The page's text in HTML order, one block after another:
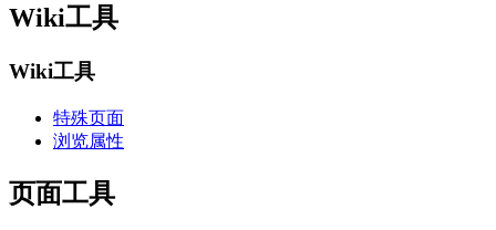
Wiki工具
Wiki工具
特殊页面
浏览属性
页面工具